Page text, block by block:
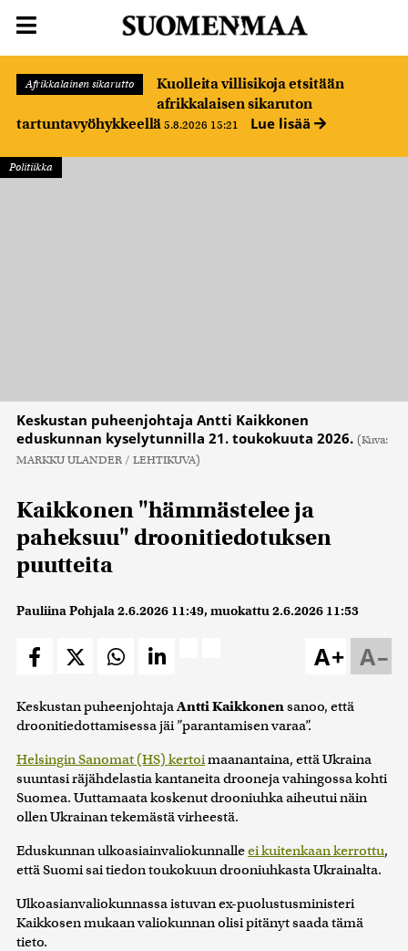
Afrikkalainen sikarutto
Kuolleita villisikoja etsitään
afrikkalaisen sikaruton
tartuntavyöhykkeellä 5.8.2026 15:21 Lue lisää
Politiikka
Keskustan puheenjohtaja Antti Kaikkonen
eduskunnan kyselytunnilla 21. toukokuuta 2026. (Kuva:
MARKKU ULANDER / LEHTIKUVA)
Kaikkonen "hämmästelee ja
paheksuu" droonitiedotuksen
puutteita
Pauliina Pohjala2.6.2026 11:49, muokattu2.6.2026 11:53
A–
A+
Keskustan puheenjohtajaAntti Kaikkonensanoo, että
droonitiedottamisessa jäi ”parantamisen varaa”.
Helsingin Sanomat (HS) kertoimaanantaina, että Ukraina
suuntasi räjähdelastia kantaneita drooneja vahingossa kohti
Suomea. Uuttamaata koskenut drooniuhka aiheutui näin
ollen Ukrainan tekemästä virheestä.
Eduskunnan ulkoasiainvaliokunnalleei kuitenkaan kerrottu,
että Suomi sai tiedon toukokuun drooniuhkasta Ukrainalta.
Ulkoasianvaliokunnassa istuvan ex-puolustusministeri
Kaikkosen mukaan valiokunnan olisi pitänyt saada tämä
tieto.